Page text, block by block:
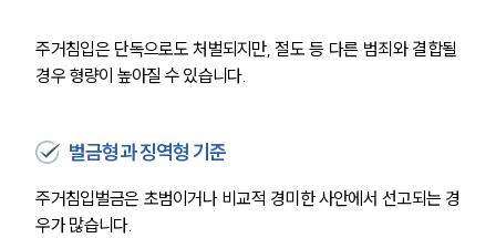
주거침입은 단독으로도 처벌되지만, 절도 등 다른 범죄와 결합될
경우 형량이 높아질 수 있습니다.
벌금형과 징역형 기준
주거침입벌금은 초범이거나 비교적 경미한 사안에서 선고되는 경
우가 많습니다.